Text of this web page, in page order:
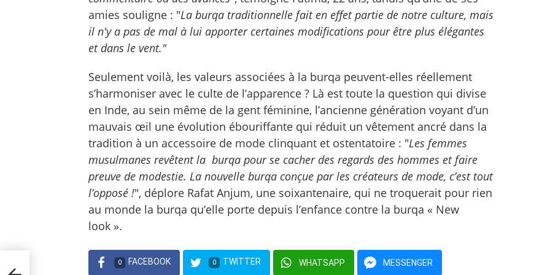
amies souligne : "La burqa traditionnelle fait en effet partie de notre culture, mais
il n'y a pas de mal à lui apporter certaines modifications pour être plus élégantes
et dans le vent."
Seulement voilà, les valeurs associées à la burqa peuvent-elles réellement
s’harmoniser avec le culte de l’apparence ? Là est toute la question qui divise
en Inde, au sein même de la gent féminine, l’ancienne génération voyant d’un
mauvais œil une évolution ébouriffante qui réduit un vêtement ancré dans la
tradition à un accessoire de mode clinquant et ostentatoire : "Les femmes
musulmanes revêtent la burqa pour se cacher des regards des hommes et faire
preuve de modestie. La nouvelle burqa conçue par les créateurs de mode, c’est tout
l’opposé !", déplore Rafat Anjum, une soixantenaire, qui ne troquerait pour rien
au monde la burqa qu’elle porte depuis l’enfance contre la burqa « New
look ».
0 FACEBOOK 0 TWITTER WHATSAPP MESSENGER